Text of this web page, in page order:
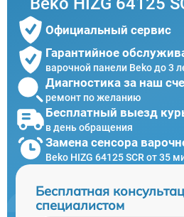
Официальный сервис
Гарантийное
варочной панели Beko до 3
Диагностика за наш
ремонт по желанию
Бесплатный выезд
в день обращения
Замена сенсора
Beko HIZG 64125 SCR от 35
Бесплатная
специалистом